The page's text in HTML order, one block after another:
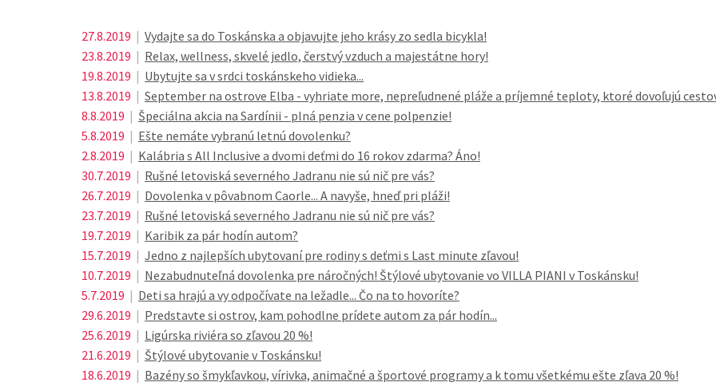
27.8.2019 | Vydajte sa do Toskánska a objavujte jeho krásy zo sedla bicykla!
23.8.2019 | Relax, wellness, skvelé jedlo, čerstvý vzduch a majestátne hory!
19.8.2019 | Ubytujte sa v srdci toskánskeho vidieka...
13.8.2019 | September na ostrove Elba - vyhriate more, nepreľudnené pláže a príjemné teploty, ktoré dovoľujú
8.8.2019 | Špeciálna akcia na Sardínii - plná penzia v cene polpenzie!
5.8.2019 | Ešte nemáte vybranú letnú dovolenku?
2.8.2019 | Kalábria s All Inclusive a dvomi deťmi do 16 rokov zdarma? Áno!
30.7.2019 | Rušné letoviská severného Jadranu nie sú nič pre vás?
26.7.2019 | Dovolenka v pôvabnom Caorle... A navyše, hneď pri pláži!
23.7.2019 | Rušné letoviská severného Jadranu nie sú nič pre vás?
19.7.2019 | Karibik za pár hodín autom?
15.7.2019 | Jedno z najlepších ubytovaní pre rodiny s deťmi s Last minute zľavou!
10.7.2019 | Nezabudnuteľná dovolenka pre náročných! Štýlové ubytovanie vo VILLA PIANI v Toskánsku!
5.7.2019 | Deti sa hrajú a vy odpočívate na ležadle... Čo na to hovoríte?
29.6.2019 | Predstavte si ostrov, kam pohodlne prídete autom za pár hodín...
25.6.2019 | Ligúrska riviéra so zľavou 20 %!
21.6.2019 | Štýlové ubytovanie v Toskánsku!
18.6.2019 | Bazény so šmykľavkou, vírivka, animačné a športové programy a k tomu všetkému ešte zľava 20 %!